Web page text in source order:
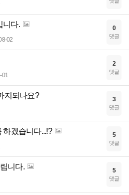
니다.
02
0
댓글
01
2
댓글
지되나요? 3
댓글
하겠습니다...!? 5
댓글
니다. 5
댓글